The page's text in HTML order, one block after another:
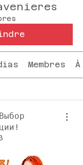
Membres